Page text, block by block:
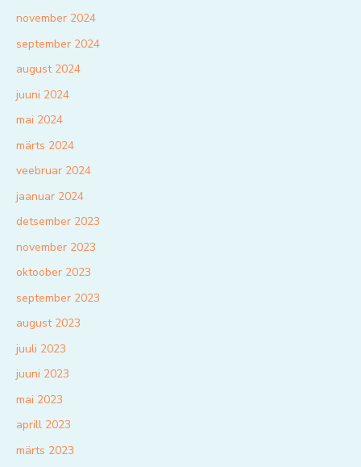
november 2024
september 2024
august 2024
juuni 2024
mai 2024
märts 2024
veebruar 2024
jaanuar 2024
detsember 2023
november 2023
oktoober 2023
september 2023
august 2023
juuli 2023
juuni 2023
mai 2023
aprill 2023
märts 2023